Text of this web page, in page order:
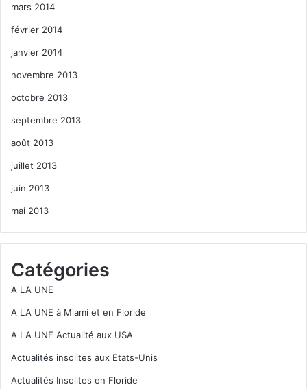
mars 2014
février 2014
janvier 2014
novembre 2013
octobre 2013
septembre 2013
août 2013
juillet 2013
juin 2013
mai 2013
Catégories
A LA UNE
A LA UNE à Miami et en Floride
A LA UNE Actualité aux USA
Actualités insolites aux Etats-Unis
Actualités Insolites en Floride